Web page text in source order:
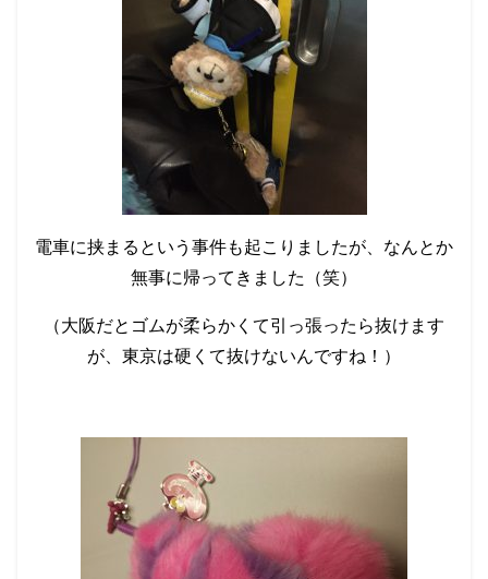
電車に挟まるという事件も起こりましたが、なんとか
無事に帰ってきました（笑）
（大阪だとゴムが柔らかくて引っ張ったら抜けます
が、東京は硬くて抜けないんですね！）